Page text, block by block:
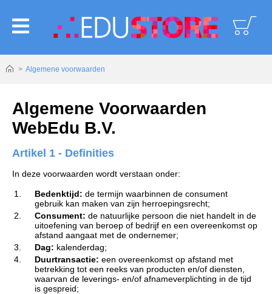
Algemene voorwaarden
Algemene Voorwaarden
WebEdu B.V.
Artikel 1 - Definities
In deze voorwaarden wordt verstaan onder:
1. Bedenktijd: de termijn waarbinnen de consument
gebruik kan maken van zijn herroepingsrecht;
2.
Consument: de natuurlijke persoon die niet handelt in de
uitoefening van beroep of bedrijf en een overeenkomst op
afstand aangaat met de ondernemer;
3.
Dag: kalenderdag;
4.
Duurtransactie: een overeenkomst op afstand met
betrekking tot een reeks van producten en/of diensten,
waarvan de leverings- en/of afnameverplichting in de tijd
is gespreid;